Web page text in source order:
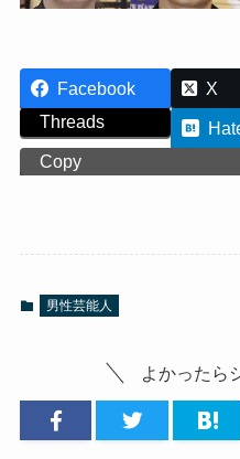
Facebook X
Threads
Copy
男性芸能人
よかったら